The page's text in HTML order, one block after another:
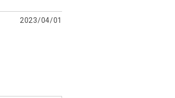
2023/04/01